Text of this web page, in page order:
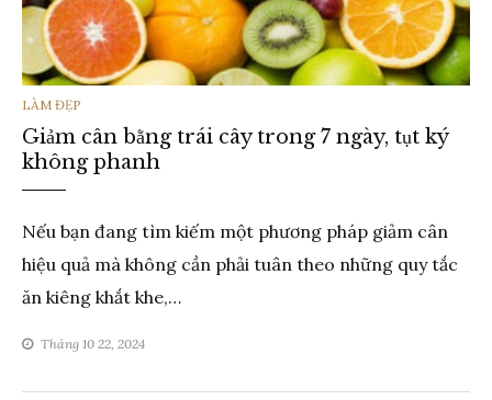
THỂ
LOẠI
LÀM ĐẸP
Giảm cân bằng trái cây trong 7 ngày, tụt ký
không phanh
Nếu bạn đang tìm kiếm một phương pháp giảm cân
hiệu quả mà không cần phải tuân theo những quy tắc
ăn kiêng khắt khe,…
Tháng 10 22, 2024